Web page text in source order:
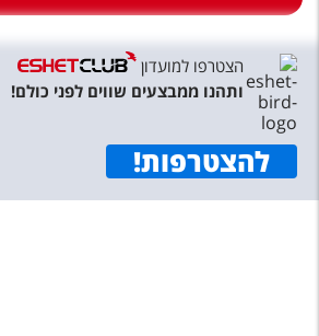
שירות לקוחות
תקנון
הצטרפו למועדון
ותהנו ממבצעים שווים לפני כולם!
להצטרפות!